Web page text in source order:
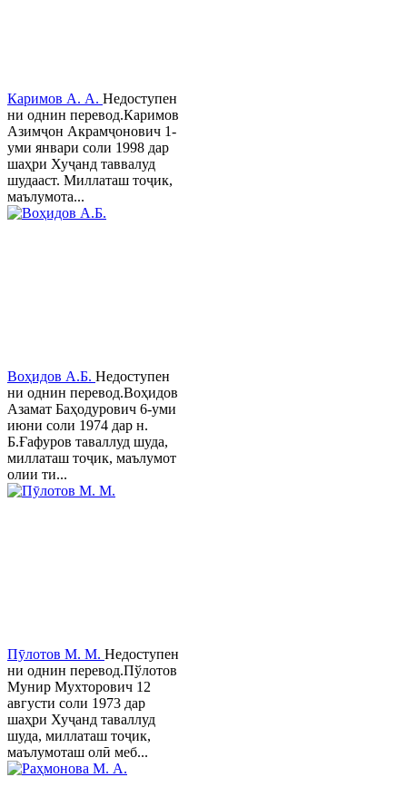
Каримов А. А. Недоступен
ни однин перевод.Каримов
Азимҷон Акрамҷонович 1-
уми январи соли 1998 дар
шаҳри Хуҷанд таввалуд
шудааст. Миллаташ тоҷик,
маълумота...
Воҳидов А.Б. Недоступен
ни однин перевод.Воҳидов
Азамат Баҳодурович 6-уми
июни соли 1974 дар н.
Б.Ғафуров таваллуд шуда,
миллаташ тоҷик, маълумот
олии ти...
Пӯлотов М. М. Недоступен
ни однин перевод.Пўлотов
Мунир Мухторович 12
августи соли 1973 дар
шаҳри Хуҷанд таваллуд
шуда, миллаташ тоҷик,
маълумоташ олӣ меб...